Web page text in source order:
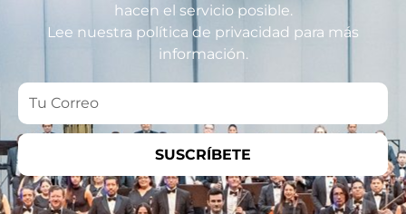
hacen el servicio posible.
Lee nuestra política de privacidad para más
información.
Tu
Correo
SUSCRÍBETE